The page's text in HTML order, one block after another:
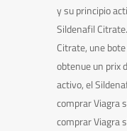
y su principio
Sildenafil
Citrate, une
obtenue un prix
activo, el
comprar Viagra
comprar Viagra